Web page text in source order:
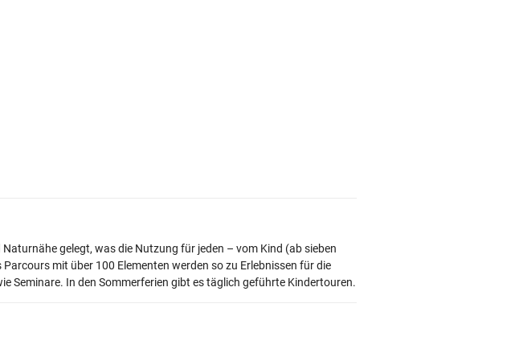
Naturnähegelegt, was die Nutzung für jeden – vom Kind (ab sieben
Parcours mit über 100 Elementen werden so zu Erlebnissen für die
Seminare. In den Sommerferien gibt es täglich geführte Kindertouren.